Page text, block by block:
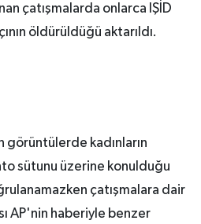
çatışmalarda onlarca IŞİD
öldürüldüğü aktarıldı.
görüntülerde kadınların
sütunu üzerine konulduğu
çatışmalara dair
AP'nin haberiyle benzer